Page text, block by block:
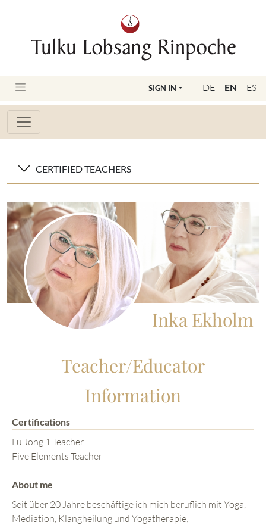
DE EN ES
SIGN IN
CERTIFIED TEACHERS
Inka Ekholm
Teacher/Educator
Information
Certifications
Lu Jong 1 Teacher
Five Elements Teacher
About me
Seit über 20 Jahre beschäftige ich mich beruflich mit Yoga,
Mediation, Klangheilung und Yogatherapie;